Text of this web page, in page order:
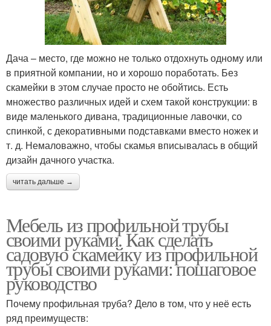
Дача – место, где можно не только отдохнуть одному или
в приятной компании, но и хорошо поработать. Без
скамейки в этом случае просто не обойтись. Есть
множество различных идей и схем такой конструкции: в
виде маленького дивана, традиционные лавочки, со
спинкой, с декоративными подставками вместо ножек и
т. д. Немаловажно, чтобы скамья вписывалась в общий
дизайн дачного участка.
читать дальше →
Мебель из профильной трубы
своими руками. Как сделать
садовую скамейку из профильной
трубы своими руками: пошаговое
руководство
Почему профильная труба? Дело в том, что у неё есть
ряд преимуществ: